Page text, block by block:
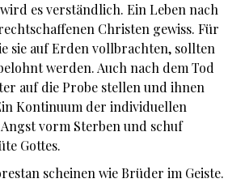
es verständlich. Ein Leben nach
Christen gewiss. Für
sie auf Erden vollbrachten, sollten
werden. Auch nach dem Tod
auf die Probe stellen und ihnen
Kontinuum der individuellen
vorm Sterben und schuf
Gottes.
scheinen wie Brüder im Geiste.